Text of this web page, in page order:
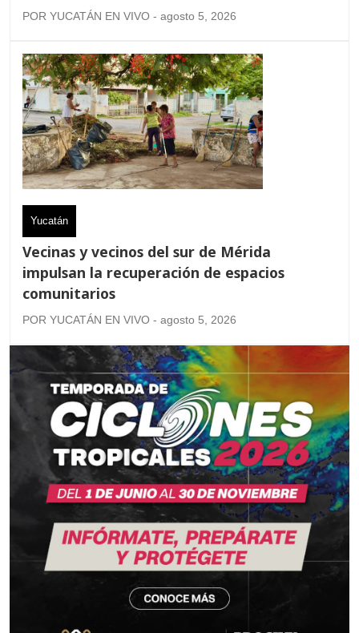
POR YUCATÁN EN VIVO - agosto 5, 2026
Yucatán
Vecinas y vecinos del sur de Mérida
impulsan la recuperación de espacios
comunitarios
POR YUCATÁN EN VIVO - agosto 5, 2026